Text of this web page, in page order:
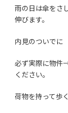
雨の日は傘をさ
伸びます。
内見のついでに
必ず実際に物件
ください。
荷物を持って歩